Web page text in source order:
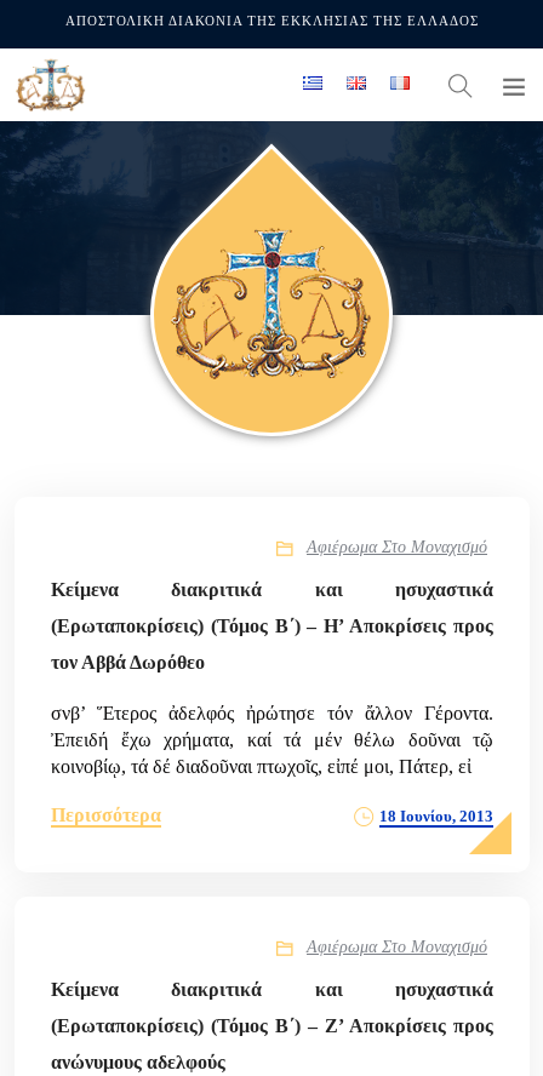
ΑΠΟΣΤΟΛΙΚΗ ΔΙΑΚΟΝΙΑ ΤΗΣ ΕΚΚΛΗΣΙΑΣ ΤΗΣ ΕΛΛΑΔΟΣ
Αφιέρωμα Στο Μοναχισμό
Κείμενα διακριτικά και ησυχαστικά
(Ερωταποκρίσεις) (Τόμος Β΄) – Η’ Αποκρίσεις προς
τον Αββά Δωρόθεο
σνβ’ Ἕτερος ἀδελφός ἠρώτησε τόν ἄλλον Γέροντα.
Ἐπειδή ἔχω χρήματα, καί τά μέν θέλω δοῦναι τῷ
κοινοβίῳ, τά δέ διαδοῦναι πτωχοῖς, εἰπέ μοι, Πάτερ, εἰ
Περισσότερα 18 Ιουνίου, 2013
Αφιέρωμα Στο Μοναχισμό
Κείμενα διακριτικά και ησυχαστικά
(Ερωταποκρίσεις) (Τόμος Β΄) – Ζ’ Αποκρίσεις προς
ανώνυμους αδελφούς